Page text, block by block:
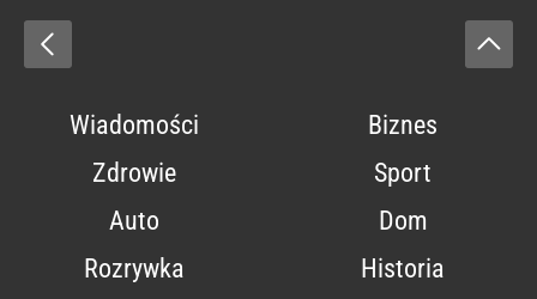
Wiadomości
Biznes
Zdrowie
Sport
Auto
Dom
Rozrywka
Historia